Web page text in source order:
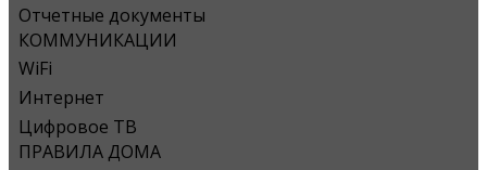
Отчетные документы
КОММУНИКАЦИИ
WiFi
Интернет
Цифровое ТВ
ПРАВИЛА ДОМА